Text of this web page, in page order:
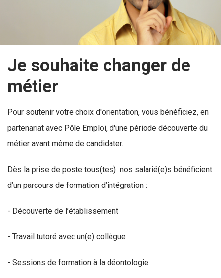
Je souhaite changer de
métier
Pour soutenir votre choix d'orientation, vous bénéficiez, en
partenariat avec Pôle Emploi, d'une période découverte du
métier avant même de candidater.
Dès la prise de poste tous(tes) nos salarié(e)s bénéficient
d’un parcours de formation d’intégration :
- Découverte de l’établissement
- Travail tutoré avec un(e) collègue
- Sessions de formation à la déontologie